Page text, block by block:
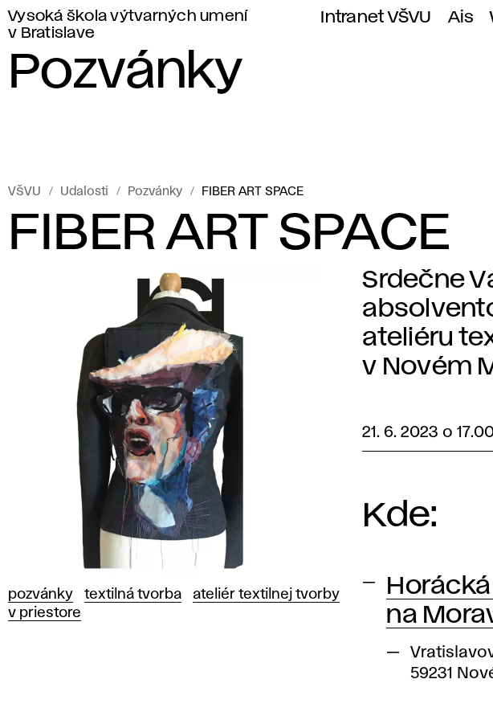
Vysoká škola výtvarných umení
v Bratislave
Intranet VŠVU Ais
Pozvánky
VŠVU Udalosti Pozvánky FIBER ART SPACE
FIBER ART SPACE
pozvánky textilná tvorba
ateliér textilnej tvorby
v priestore
Srdečne
ateliéru
v Novém
21. 6. 2023 o
Kde:
na
59231